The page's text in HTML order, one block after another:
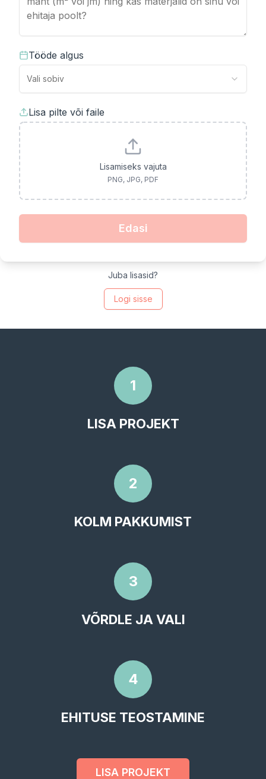
Tööde algus
Vali sobiv
Lisa pilte või faile
Lisamiseks vajuta
PNG, JPG, PDF
Edasi
Juba lisasid?
Logi sisse
1
LISA PROJEKT
2
KOLM PAKKUMIST
3
VÕRDLE JA VALI
4
EHITUSE TEOSTAMINE
LISA PROJEKT